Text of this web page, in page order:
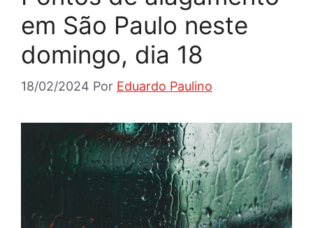
em São Paulo neste
domingo, dia 18
18/02/2024 Por Eduardo Paulino